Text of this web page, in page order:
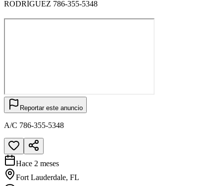
RODRÍGUEZ 786-355-5348
Reportar este anuncio
A/C 786-355-5348
Hace 2 meses
Fort Lauderdale, FL